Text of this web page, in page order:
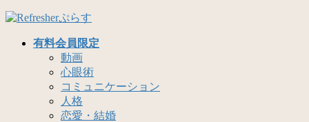
コ
ナ
有料会員限定
動画
心眼術
コミュニケーション
人格
恋愛・結婚